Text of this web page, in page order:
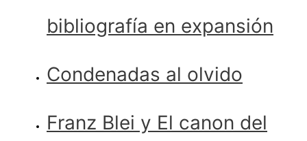
bibliografía en expansión
Condenadas al olvido
Franz Blei y El canon del